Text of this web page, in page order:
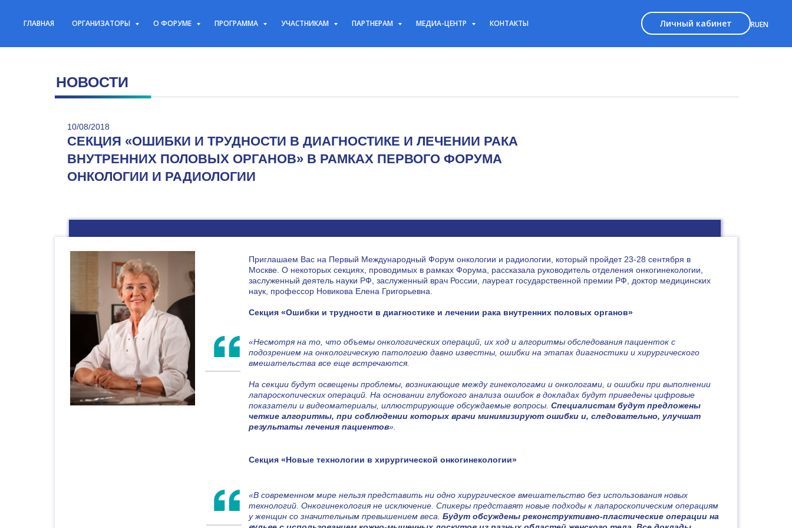
ГЛАВНАЯ ОРГАНИЗАТОРЫ О ФОРУМЕ ПРОГРАММА УЧАСТНИКАМ ПАРТНЕРАМ МЕДИА-ЦЕНТР КОНТАКТЫ Личный кабинет RUEN
НОВОСТИ
СЕКЦИЯ «ОШИБКИ И ТРУДНОСТИ В ДИАГНОСТИКЕ И ЛЕЧЕНИИ РАКА
ВНУТРЕННИХ ПОЛОВЫХ ОРГАНОВ» В РАМКАХ ПЕРВОГО ФОРУМА
ОНКОЛОГИИ И РАДИОЛОГИИ
10/08/2018
Уважаемые коллеги!
26 сентября 2018 года в Москве в рамках Первого
международного Форума онкологии и радиологии будет
работать
Конгресс «Торакоабдоминальная
онкохирургия».
Его модератор д.м.н., заведующий торакальным
хирургическим отделением МНИОИ им. П.А. Герцена –
филиал ФГБУ «НМИЦ радиологии» Минздрава России
Приглашаем Вас на Первый Международный Форум онкологии и радиологии, который пройдет 23-28 сентября в
Москве. О некоторых секциях, проводимых в рамках Форума, рассказала руководитель отделения онкогинекологии,
заслуженный деятель науки РФ, заслуженный врач России, лауреат государственной премии РФ, доктор медицинских
наук, профессор Новикова Елена Григорьевна.
Секция «Ошибки и трудности в диагностике и лечении рака внутренних половых органов»
«Несмотря на то, что объемы онкологических операций, их ход и алгоритмы обследования пациенток с
подозрением на онкологическую патологию давно известны, ошибки на этапах диагностики и хирургического
вмешательства все еще встречаются.
На секции будут освещены проблемы, возникающие между гинекологами и онкологами, и ошибки при выполнении
лапароскопических операций. На основании глубокого анализа ошибок в докладах будут приведены цифровые
показатели и видеоматериалы, иллюстрирующие обсуждаемые вопросы. Специалистам будут предложены
четкие алгоритмы, при соблюдении которых врачи минимизируют ошибки и, следовательно, улучшат
результаты лечения пациентов».
Секция «Новые технологии в хирургической онкогинекологии»
«В современном мире нельзя представить ни одно хирургическое вмешательство без использования новых
технологий. Онкогинекология не исключение. Спикеры представят новые подходы к лапароскопическим операциям
у женщин со значительным превышением веса. Будут обсуждены реконструктивно-пластические операции на